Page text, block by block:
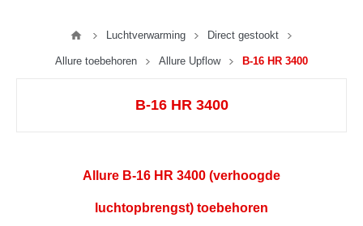
Luchtverwarming Direct gestookt
Allure toebehoren Allure Upflow B-16 HR 3400
B-16 HR 3400
Allure B-16 HR 3400 (verhoogde
luchtopbrengst) toebehoren